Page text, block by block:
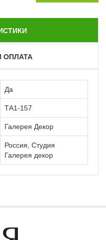
ОПЛАТА
Да
ТА1-157
Галерея Декор
Россия, Студия
Галерея декор